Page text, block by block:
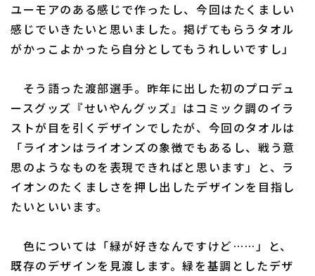
ユーモアのある感じで作ったし、今回はたくましい
感じでいきたいと思いました。掲げてもらうタオル
がかっこよかったら自分としてもうれしいですし」
そう語った渡部選手。昨年に出した初のプロデュ
ースグッズ『せいやんグッズ』はコミック調のイラ
ストが目を引くデザインでしたが、今回のタオルは
「ライオンはライオンズの象徴でもあるし、戦う意
思のようなものを表現できればと思います」と、ラ
イオンのたくましさを押し出したデザインを目指し
たいといいます。
色については「緑が好きなんですけど……」と、
既存のデザインを見渡します。緑を基調としたデザ